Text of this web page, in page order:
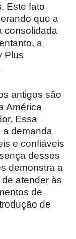
Este fato
que a
consolidada
a
Plus
antigos são
América
Essa
a demanda
e confiáveis
desses
demonstra a
atender às
de
de